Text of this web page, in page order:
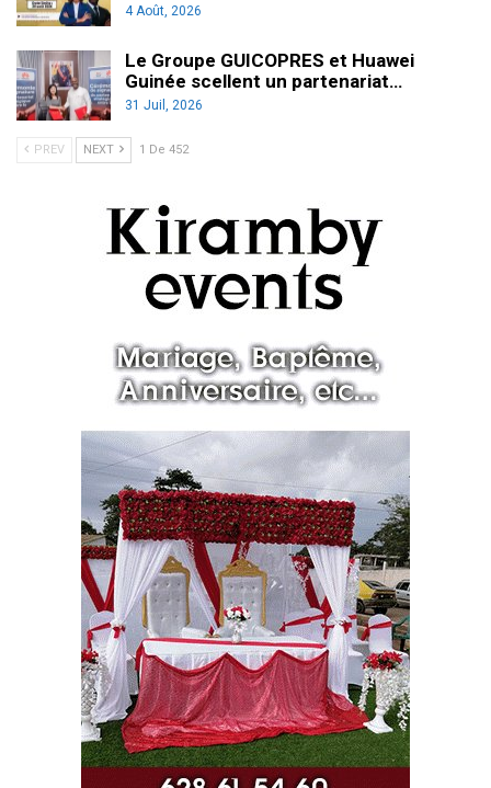
4 Août, 2026
Le Groupe GUICOPRES et Huawei
Guinée scellent un partenariat…
31 Juil, 2026
PREV NEXT 1 De 452